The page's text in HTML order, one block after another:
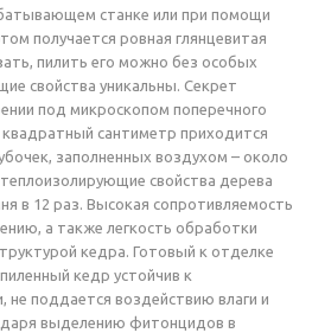
станке или при помощи
получается ровная глянцевитая
пилить его можно без особых
свойства уникальны. Секрет
под микроскопом поперечного
сантиметр приходится
заполненных воздухом – около
свойства дерева
в 12 раз. Высокая сопротивляемость
а также легкость обработки
кедра. Готовый к отделке
кедр устойчив к
поддается воздействию влаги и
выделению фитонцидов в